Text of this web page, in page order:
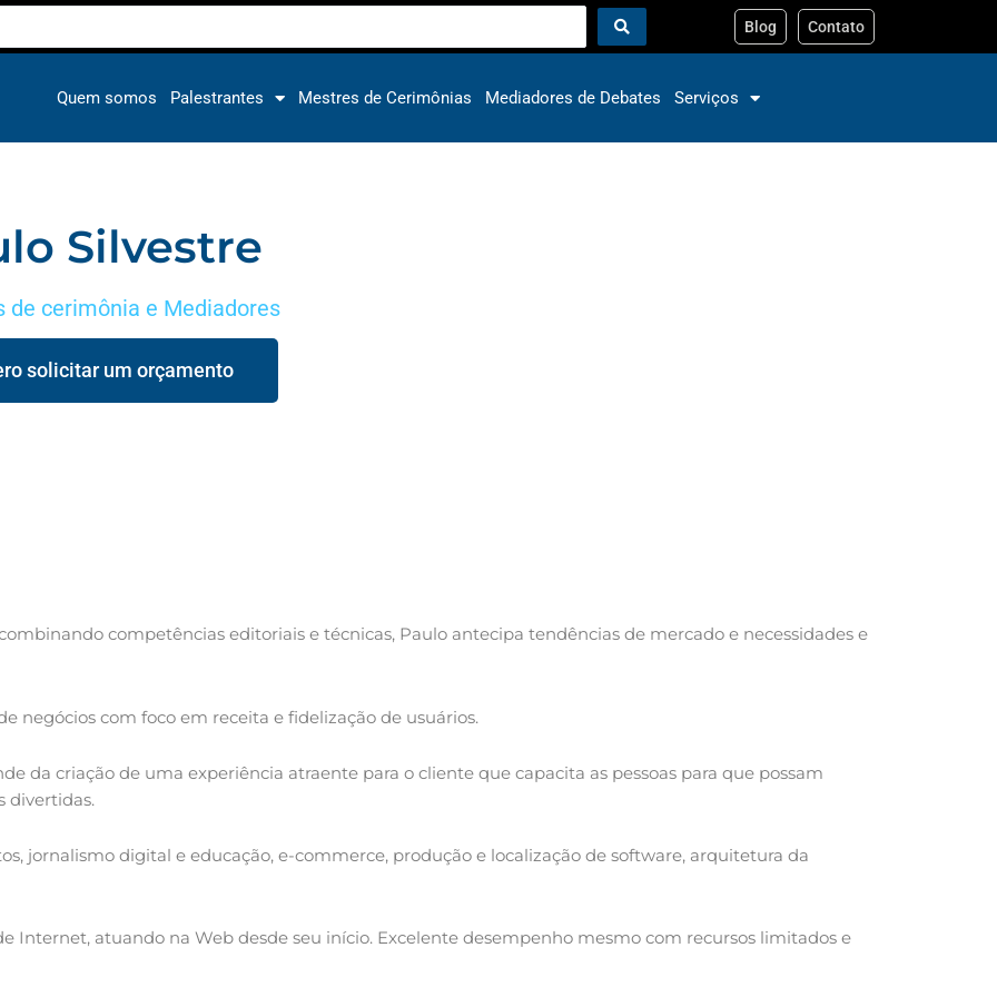
Blog Contato
Quem somos Palestrantes Mestres de Cerimônias Mediadores de Debates Serviços
Silvestre
de cerimônia e Mediadores
solicitar um orçamento
competências editoriais e técnicas, Paulo antecipa tendências de mercado e necessidades e
negócios com foco em receita e fidelização de usuários.
da criação de uma experiência atraente para o cliente que capacita as pessoas para que possam
divertidas.
jornalismo digital e educação, e-commerce, produção e localização de software, arquitetura da
Internet, atuando na Web desde seu início. Excelente desempenho mesmo com recursos limitados e